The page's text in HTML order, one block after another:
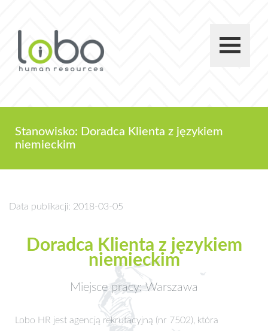
Stanowisko: Doradca Klienta z językiem
niemieckim
Data publikacji: 2018-03-05
Doradca Klienta z językiem
niemieckim
Miejsce pracy: Warszawa
Lobo HR jest agencją rekrutacyjną (nr 7502), która